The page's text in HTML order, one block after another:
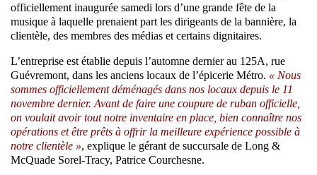
officiellement inaugurée samedi lors d’une grande fête de la
musique à laquelle prenaient part les dirigeants de la bannière, la
clientèle, des membres des médias et certains dignitaires.
L’entreprise est établie depuis l’automne dernier au 125A, rue
Guévremont, dans les anciens locaux de l’épicerie Métro. « Nous
sommes officiellement déménagés dans nos locaux depuis le 11
novembre dernier. Avant de faire une coupure de ruban officielle,
on voulait avoir tout notre inventaire en place, bien connaître nos
opérations et être prêts à offrir la meilleure expérience possible à
notre clientèle », explique le gérant de succursale de Long &
McQuade Sorel-Tracy, Patrice Courchesne.